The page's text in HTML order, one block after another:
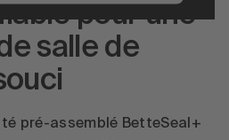
Accepter
Usercentrics Consent
Platform
pour une
salle de
pré-assemblé BetteSeal+